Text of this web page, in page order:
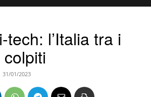
tech: l’Italia tra i
31/01/2023